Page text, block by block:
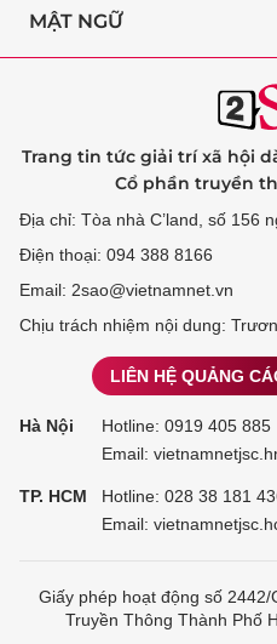
MẬT NGỮ
Trang tin tức giải trí xã hội
Cổ phần truyền
Địa chỉ: Tòa nhà C’land, số 156
Điện thoại: 094 388 8166
Email: 2sao@vietnamnet.vn
Chịu trách nhiệm nội dung:
LIÊN HỆ QUẢNG
Hà Nội Hotline: 0919 405 885
Email:
TP. HCM Hotline: 028 38 181
Email:
Giấy phép hoạt động số
Truyền Thông Thành Phố